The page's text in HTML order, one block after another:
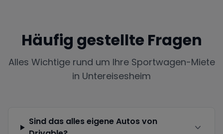
Häufig gestellte Fragen
Alles Wichtige rund um Ihre Sportwagen-Miete
in Untereisesheim
Sind das alles eigene Autos von